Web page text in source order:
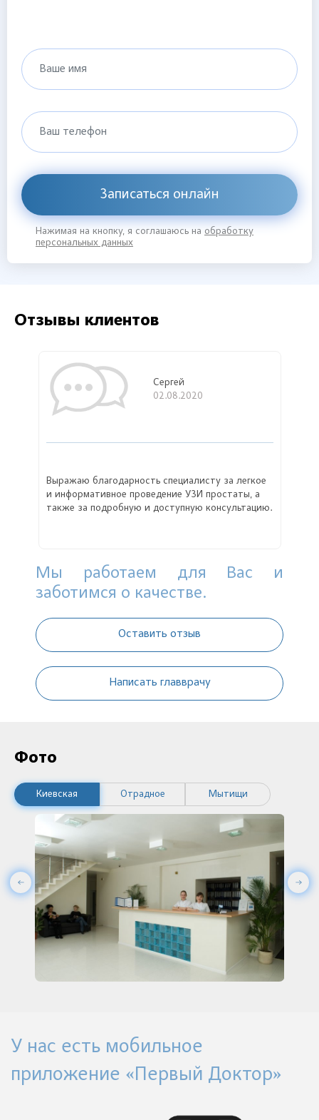
Ваше имя
Ваш телефон
Записаться онлайн
Нажимая на кнопку, я соглашаюсь на обработку
персональных данных
Отзывы клиентов
Сергей
02.08.2020
Выражаю благодарность специалисту за легкое
и информативное проведение УЗИ простаты, а
также за подробную и доступную консультацию.
Мы работаем для Вас и
заботимся о качестве.
Оставить отзыв
Написать главврачу
Фото
Киевская Отрадное Мытищи
У нас есть мобильное
приложение «Первый Доктор»